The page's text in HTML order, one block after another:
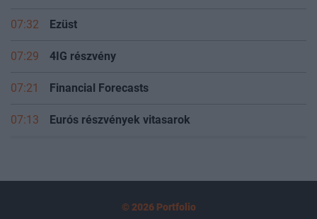
07:32 Ezüst
07:29 4IG részvény
07:21 Financial Forecasts
07:13 Eurós részvények vitasarok
© 2026 Portfolio